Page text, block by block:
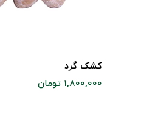
کشک گرد
1,800,000 تومان